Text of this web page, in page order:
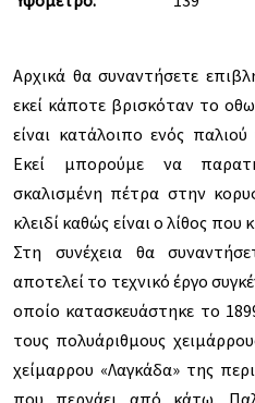
Αρχικά θα συναντήσετε
εκεί κάποτε βρισκόταν το
είναι κατάλοιπο ενός
Εκεί μπορούμε να
σκαλισμένη πέτρα στην
κλειδί καθώς είναι ο λίθος
Στη συνέχεια θα
αποτελεί το τεχνικό έργο
οποίο κατασκευάστηκε το
τους πολυάριθμους
χείμαρρου «Λαγκάδα» της